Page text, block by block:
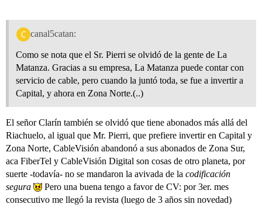
canal5catan:
Como se nota que el Sr. Pierri se olvidó de la gente de La
Matanza. Gracias a su empresa, La Matanza puede contar con
servicio de cable, pero cuando la juntó toda, se fue a invertir a
Capital, y ahora en Zona Norte.(..)
El señor Clarín también se olvidó que tiene abonados más allá del
Riachuelo, al igual que Mr. Pierri, que prefiere invertir en Capital y
Zona Norte, CableVisión abandonó a sus abonados de Zona Sur,
aca FiberTel y CableVisión Digital son cosas de otro planeta, por
suerte -todavía- no se mandaron la avivada de la codificación
segura
Pero una buena tengo a favor de CV: por 3er. mes
consecutivo me llegó la revista (luego de 3 años sin novedad)